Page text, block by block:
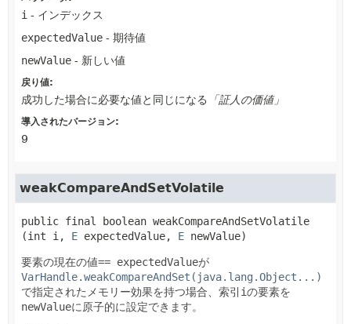
i - インデックス
expectedValue - 期待値
newValue - 新しい値
戻り値:
成功した場合に必要な値と同じになる 「証人の価値」
導入されたバージョン:
9
weakCompareAndSetVolatile
public final boolean weakCompareAndSetVolatile
(int i, E expectedValue, E newValue)
要素の現在の値== expectedValueが
VarHandle.weakCompareAndSet(java.lang.Object...)
で指定されたメモリー効果を持つ場合、索引 iの要素を
newValueに原子的に設定できます。